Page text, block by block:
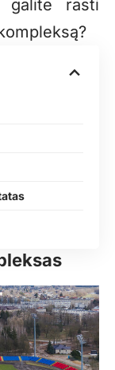
galite rasti